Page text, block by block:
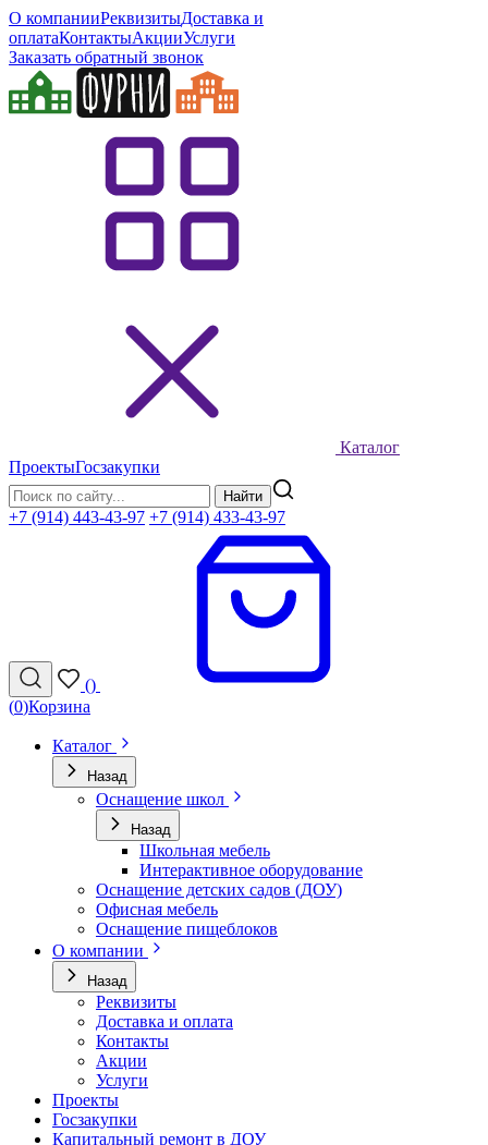
О компанииРеквизитыДоставка и
оплатаКонтактыАкцииУслуги
Заказать обратный звонок
Каталог
ПроектыГосзакупки
Найти
+7 (914) 443-43-97 +7 (914) 433-43-97
()
(0)Корзина
Каталог
Назад
Оснащение школ
Назад
Школьная мебель
Интерактивное оборудование
Оснащение детских садов (ДОУ)
Офисная мебель
Оснащение пищеблоков
О компании
Назад
Реквизиты
Доставка и оплата
Контакты
Акции
Услуги
Проекты
Госзакупки
Капитальный ремонт в ДОУ